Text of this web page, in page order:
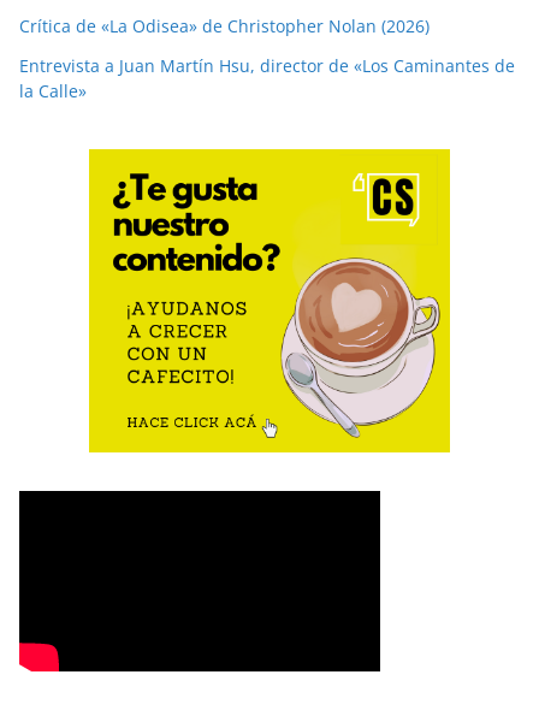
Crítica de «La Odisea» de Christopher Nolan (2026)
Entrevista a Juan Martín Hsu, director de «Los Caminantes de
la Calle»